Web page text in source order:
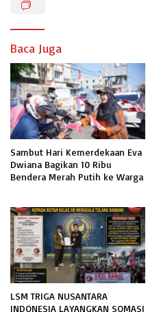
Baca Juga
Sambut Hari Kemerdekaan Eva
Dwiana Bagikan 10 Ribu
Bendera Merah Putih ke Warga
LSM TRIGA NUSANTARA
INDONESIA LAYANGKAN SOMASI